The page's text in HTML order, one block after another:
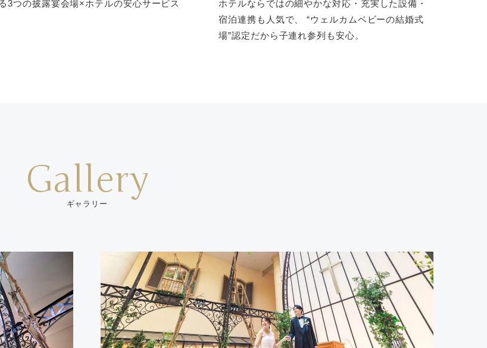
3つの披露宴会場×ホテルの安心サービス
ホテルならではの細やかな対応・充実した設備・
宿泊連携も人気で、 “ウェルカムベビーの結婚式
場”認定だから子連れ参列も安心。
Gallery
ギャラリー